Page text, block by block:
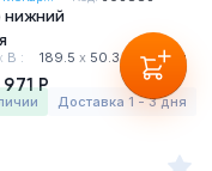
В : 189.5 х 50.3 92.5 см
971 Р
Доставка 1 - 3 дня